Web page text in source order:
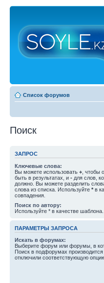
Список форумов
Поиск
ЗАПРОС
Ключевые слова:
Вы можете использовать + , чтобы
быть в результатах, и - для слов,
должно. Вы можете разделить
слова из списка. Используйте * в
совпадения.
Поиск по автору:
Используйте * в качестве шаблона.
ПАРАМЕТРЫ ЗАПРОСА
Искать в форумах:
Выберите форум или форумы, в
Поиск в подфорумах
отключили соответствующую